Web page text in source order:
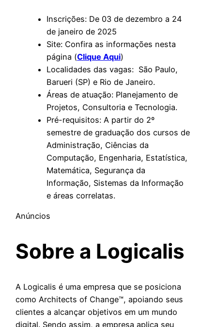
Inscrições: De 03 de dezembro a 24
de janeiro de 2025
Site: Confira as informações nesta
página (Clique Aqui)
Localidades das vagas: São Paulo,
Barueri (SP) e Rio de Janeiro.
Áreas de atuação: Planejamento de
Projetos, Consultoria e Tecnologia.
Pré-requisitos: A partir do 2º
semestre de graduação dos cursos de
Administração, Ciências da
Computação, Engenharia, Estatística,
Matemática, Segurança da
Informação, Sistemas da Informação
e áreas correlatas.
Anúncios
Sobre a Logicalis
A Logicalis é uma empresa que se posiciona
como Architects of Change™, apoiando seus
clientes a alcançar objetivos em um mundo
digital. Sendo assim, a empresa aplica seu